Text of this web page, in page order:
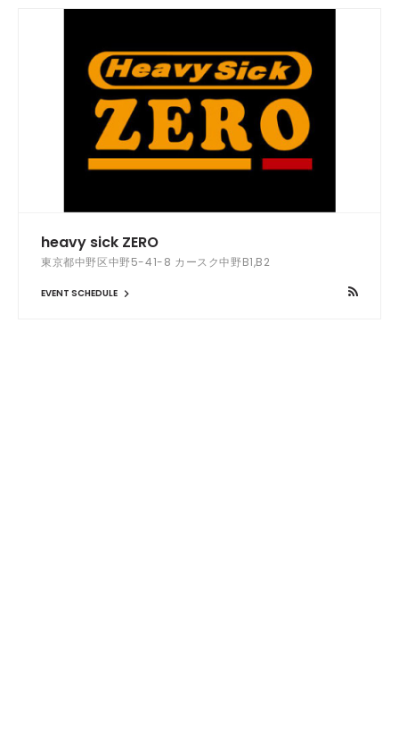
heavy sick ZERO
東京都中野区中野5-41-8 カースク中野B1,B2
EVENT SCHEDULE